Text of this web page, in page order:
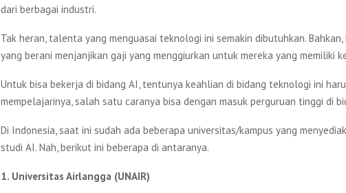
dari berbagai industri.
Tak heran, talenta yang menguasai teknologi ini semakin dibutuhkan.
yang berani menjanjikan gaji yang menggiurkan untuk mereka yang memiliki
Untuk bisa bekerja di bidang AI, tentunya keahlian di bidang teknologi ini
mempelajarinya, salah satu caranya bisa dengan masuk perguruan tinggi di
Di Indonesia, saat ini sudah ada beberapa universitas/kampus yang
studi AI. Nah, berikut ini beberapa di antaranya.
1. Universitas Airlangga (UNAIR)